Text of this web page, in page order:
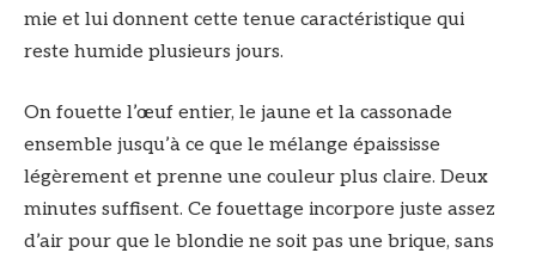
mie et lui donnent cette tenue caractéristique qui
reste humide plusieurs jours.
On fouette l’œuf entier, le jaune et la cassonade
ensemble jusqu’à ce que le mélange épaississe
légèrement et prenne une couleur plus claire. Deux
minutes suffisent. Ce fouettage incorpore juste assez
d’air pour que le blondie ne soit pas une brique, sans